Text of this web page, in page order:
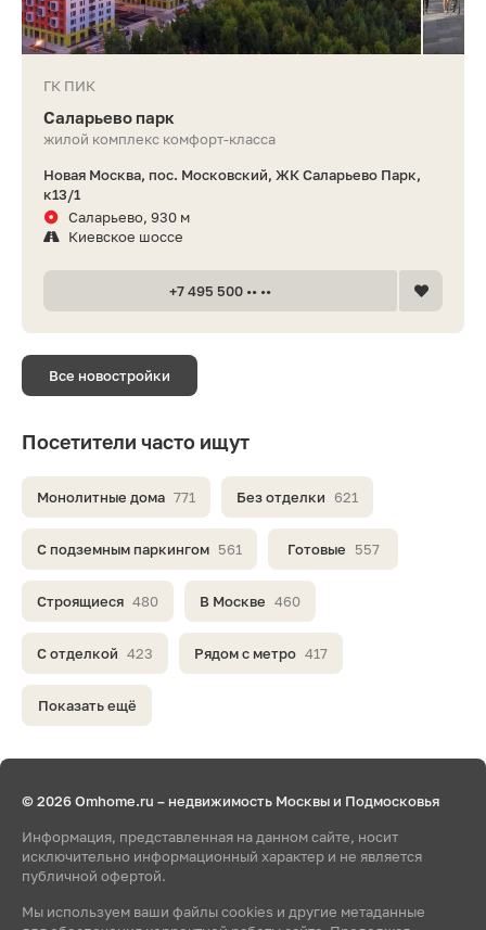
ГК ПИК
Саларьево парк
жилой комплекс комфорт-класса
Новая Москва, пос. Московский, ЖК Саларьево Парк,
к13/1
Саларьево, 930 м
Киевское шоссе
+7 495 500 •• ••
Все новостройки
Посетители часто ищут
Монолитные дома 771 Без отделки 621
С подземным паркингом 561 Готовые 557
Строящиеся 480 В Москве 460
С отделкой 423 Рядом с метро 417
Показать ещё
© 2026 Omhome.ru – недвижимость Москвы и Подмосковья
Информация, представленная на данном сайте, носит
исключительно информационный характер и не является
публичной офертой.
Мы используем ваши файлы cookies и другие метаданные